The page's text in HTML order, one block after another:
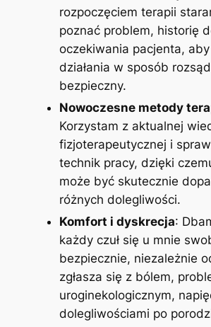
rozpoczęciem terapii
poznać problem, historię
oczekiwania pacjenta,
działania w sposób
bezpieczny.
Nowoczesne metody
Korzystam z aktualnej
fizjoterapeutycznej i
technik pracy, dzięki
może być skutecznie
różnych dolegliwości.
Komfort i dyskrecja:
każdy czuł się u mnie
bezpiecznie, niezależnie
zgłasza się z bólem,
uroginekologicznym,
dolegliwościami po